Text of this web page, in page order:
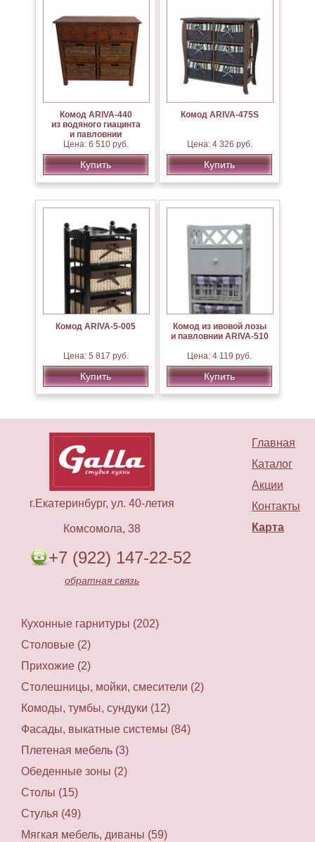
Комод ARIVA-440
из водяного гиацинта
и павловнии
Цена: 6 510 руб.
Купить
Комод ARIVA-475S
Цена: 4 326 руб.
Купить
Комод ARIVA-5-005
Цена: 5 817 руб.
Купить
Комод из ивовой лозы
и павловнии ARIVA-510
Цена: 4 119 руб.
Купить
Главная
Каталог
Акции
Контакты
Карта
г.Екатеринбург, ул. 40-летия
Комсомола, 38
+7 (922) 147-22-52
обратная связь
Кухонные гарнитуры (202)
Столовые (2)
Прихожие (2)
Столешницы, мойки, смесители (2)
Комоды, тумбы, сундуки (12)
Фасады, выкатные системы (84)
Плетеная мебель (3)
Обеденные зоны (2)
Столы (15)
Стулья (49)
Мягкая мебель, диваны (59)